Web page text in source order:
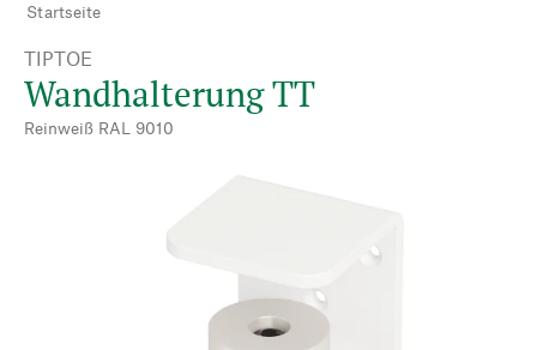
Startseite
TIPTOE
Wandhalterung TT
Reinweiß RAL 9010